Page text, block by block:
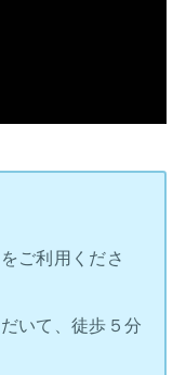
ご利用くださ
いて、徒歩５分